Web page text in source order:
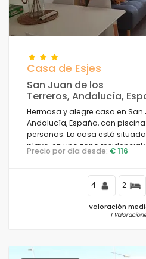
Casa de Esjes
San Juan de los
Terreros, Andalucía,
Hermosa y alegre casa en San
Andalucía, España, con
personas. La casa está
playa, en una zona
playa, a poca distancia de
Precio por día desde: € 116
4 2
Valoración
1